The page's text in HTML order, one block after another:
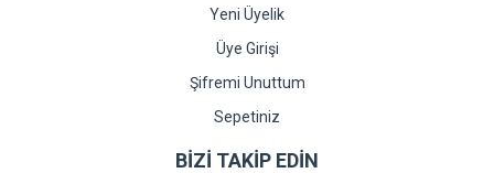
Yeni Üyelik
Üye Girişi
Şifremi Unuttum
Sepetiniz
BİZİ TAKİP EDİN